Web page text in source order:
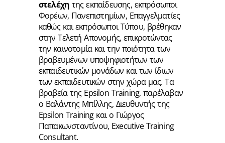
στελέχη της εκπαίδευσης, εκπρόσωποι
Φορέων, Πανεπιστημίων, Επαγγελματίες
καθώς και εκπρόσωποι Τύπου, βρέθηκαν
στην Τελετή Απονομής, επικροτώντας
την καινοτομία και την ποιότητα των
βραβευμένων υποψηφιοτήτων των
εκπαιδευτικών μονάδων και των ίδιων
των εκπαιδευτικών στην χώρα μας. Τα
βραβεία της Epsilon Training, παρέλαβαν
ο Βαλάντης Μπίλλης, Διευθυντής της
Epsilon Training και ο Γιώργος
Παπακωνσταντίνου, Executive Training
Consultant.